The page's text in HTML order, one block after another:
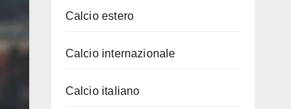
Calcio estero
Calcio internazionale
Calcio italiano